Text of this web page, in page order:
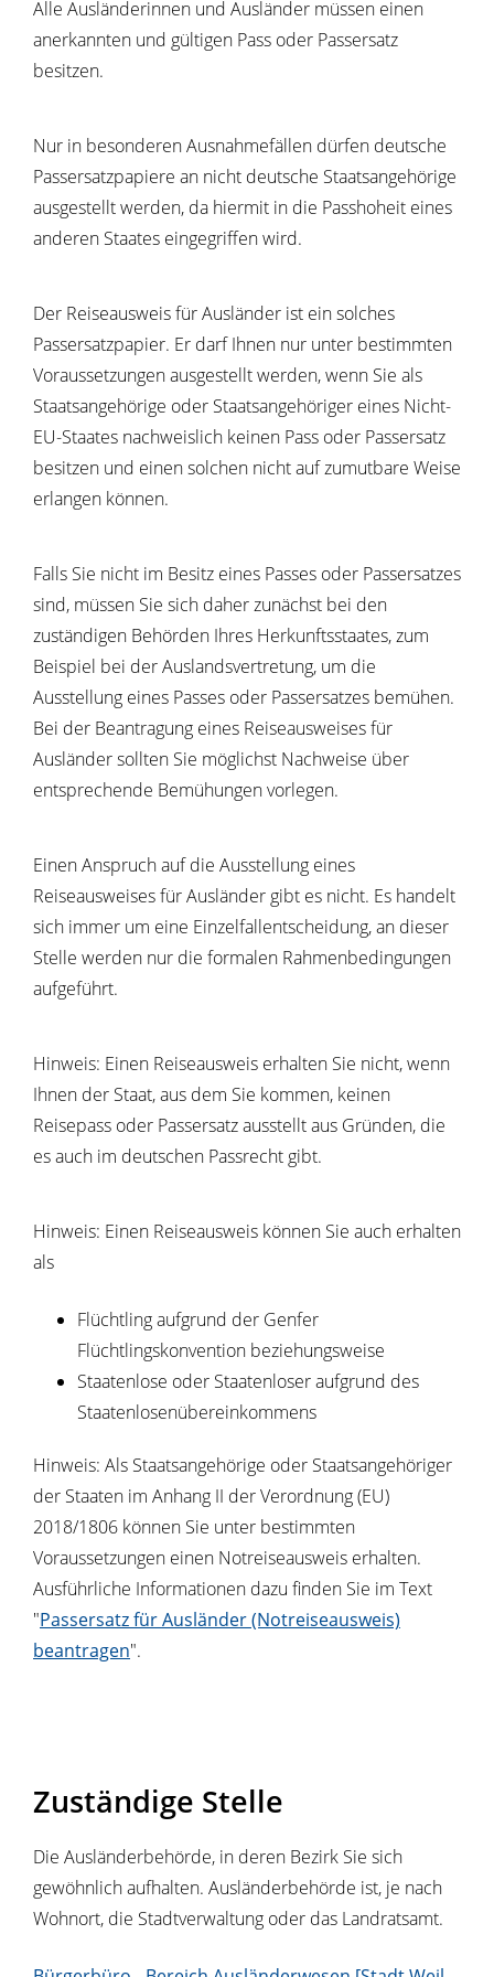
Alle Ausländerinnen und Ausländer müssen einen
anerkannten und gültigen Pass oder Passersatz
besitzen.
Nur in besonderen Ausnahmefällen dürfen deutsche
Passersatzpapiere an nicht deutsche Staatsangehörige
ausgestellt werden, da hiermit in die Passhoheit eines
anderen Staates eingegriffen wird.
Der Reiseausweis für Ausländer ist ein solches
Passersatzpapier. Er darf Ihnen nur unter bestimmten
Voraussetzungen ausgestellt werden, wenn Sie als
Staatsangehörige oder Staatsangehöriger eines Nicht-
EU-Staates nachweislich keinen Pass oder Passersatz
besitzen und einen solchen nicht auf zumutbare Weise
erlangen können.
Falls Sie nicht im Besitz eines Passes oder Passersatzes
sind, müssen Sie sich daher zunächst bei den
zuständigen Behörden Ihres Herkunftsstaates, zum
Beispiel bei der Auslandsvertretung, um die
Ausstellung eines Passes oder Passersatzes bemühen.
Bei der Beantragung eines Reiseausweises für
Ausländer sollten Sie möglichst Nachweise über
entsprechende Bemühungen vorlegen.
Einen Anspruch auf die Ausstellung eines
Reiseausweises für Ausländer gibt es nicht. Es handelt
sich immer um eine Einzelfallentscheidung, an dieser
Stelle werden nur die formalen Rahmenbedingungen
aufgeführt.
Hinweis: Einen Reiseausweis erhalten Sie nicht, wenn
Ihnen der Staat, aus dem Sie kommen, keinen
Reisepass oder Passersatz ausstellt aus Gründen, die
es auch im deutschen Passrecht gibt.
Hinweis: Einen Reiseausweis können Sie auch erhalten
als
Flüchtlingaufgrund der Genfer
Flüchtlingskonvention beziehungsweise
Staatenlose oder Staatenloseraufgrund des
Staatenlosenübereinkommens
Hinweis: Als Staatsangehörige oder Staatsangehöriger
der Staaten im Anhang II der Verordnung (EU)
2018/1806 können Sie unter bestimmten
Voraussetzungen einen Notreiseausweis erhalten.
Ausführliche Informationen dazu finden Sie im Text
"Passersatz für Ausländer (Notreiseausweis)
beantragen".
Zuständige Stelle
Die Ausländerbehörde, in deren Bezirk Sie sich
gewöhnlich aufhalten. Ausländerbehörde ist, je nach
Wohnort, die Stadtverwaltung oder das Landratsamt.